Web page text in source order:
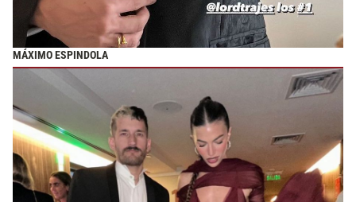
MÁXIMO ESPINDOLA